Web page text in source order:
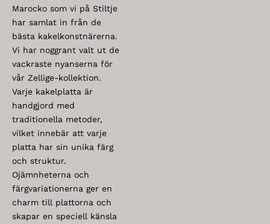
Marocko som vi på Stiltje
har samlat in från de
bästa kakelkonstnärerna.
Vi har noggrant valt ut de
vackraste nyanserna för
vår Zellige-kollektion.
Varje kakelplatta är
handgjord med
traditionella metoder,
vilket innebär att varje
platta har sin unika färg
och struktur.
Ojämnheterna och
färgvariationerna ger en
charm till plattorna och
skapar en speciell känsla